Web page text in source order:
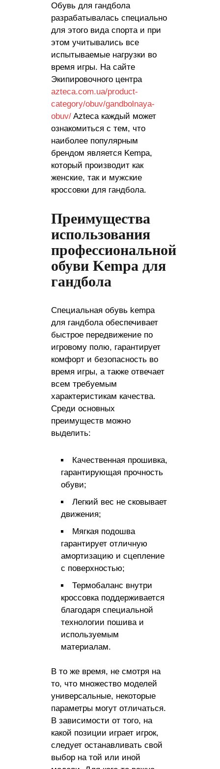
Обувь для гандбола
разрабатывалась специально
для этого вида спорта и при
этом учитывались все
испытываемые нагрузки во
время игры. На сайте
Экипировочного центра
azteca.com.ua/product-
category/obuv/gandbolnaya-
obuv/ Azteca каждый может
ознакомиться с тем, что
наиболее популярным
брендом является Kempa,
который производит как
женские, так и мужские
кроссовки для гандбола.
Преимущества
использования
профессиональной
обуви Kempa для
гандбола
Специальная обувь kempa
для гандбола обеспечивает
быстрое передвижение по
игровому полю, гарантирует
комфорт и безопасность во
время игры, а также отвечает
всем требуемым
характеристикам качества.
Среди основных
преимуществ можно
выделить:
Качественная прошивка,
гарантирующая прочность
обуви;
Легкий вес не сковывает
движения;
Мягкая подошва
гарантирует отличную
амортизацию и сцепление
с поверхностью;
Термобаланс внутри
кроссовка поддерживается
благодаря специальной
технологии пошива и
используемым
материалам.
В то же время, не смотря на
то, что множество моделей
универсальные, некоторые
параметры могут отличаться.
В зависимости от того, на
какой позиции играет игрок,
следует останавливать свой
выбор на той или иной